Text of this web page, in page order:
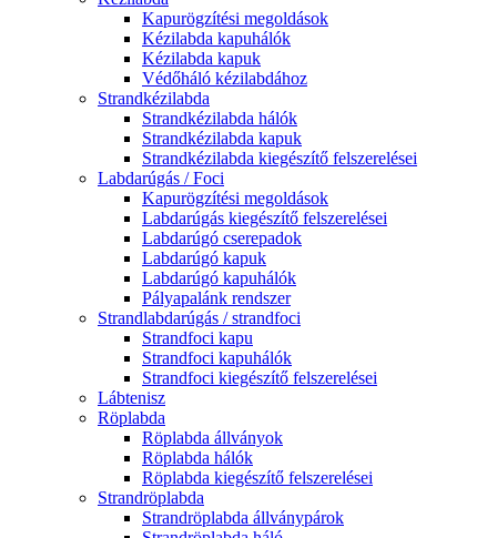
Kapurögzítési megoldások
Kézilabda kapuhálók
Kézilabda kapuk
Védőháló kézilabdához
Strandkézilabda
Strandkézilabda hálók
Strandkézilabda kapuk
Strandkézilabda kiegészítő felszerelései
Labdarúgás / Foci
Kapurögzítési megoldások
Labdarúgás kiegészítő felszerelései
Labdarúgó cserepadok
Labdarúgó kapuk
Labdarúgó kapuhálók
Pályapalánk rendszer
Strandlabdarúgás / strandfoci
Strandfoci kapu
Strandfoci kapuhálók
Strandfoci kiegészítő felszerelései
Lábtenisz
Röplabda
Röplabda állványok
Röplabda hálók
Röplabda kiegészítő felszerelései
Strandröplabda
Strandröplabda állványpárok